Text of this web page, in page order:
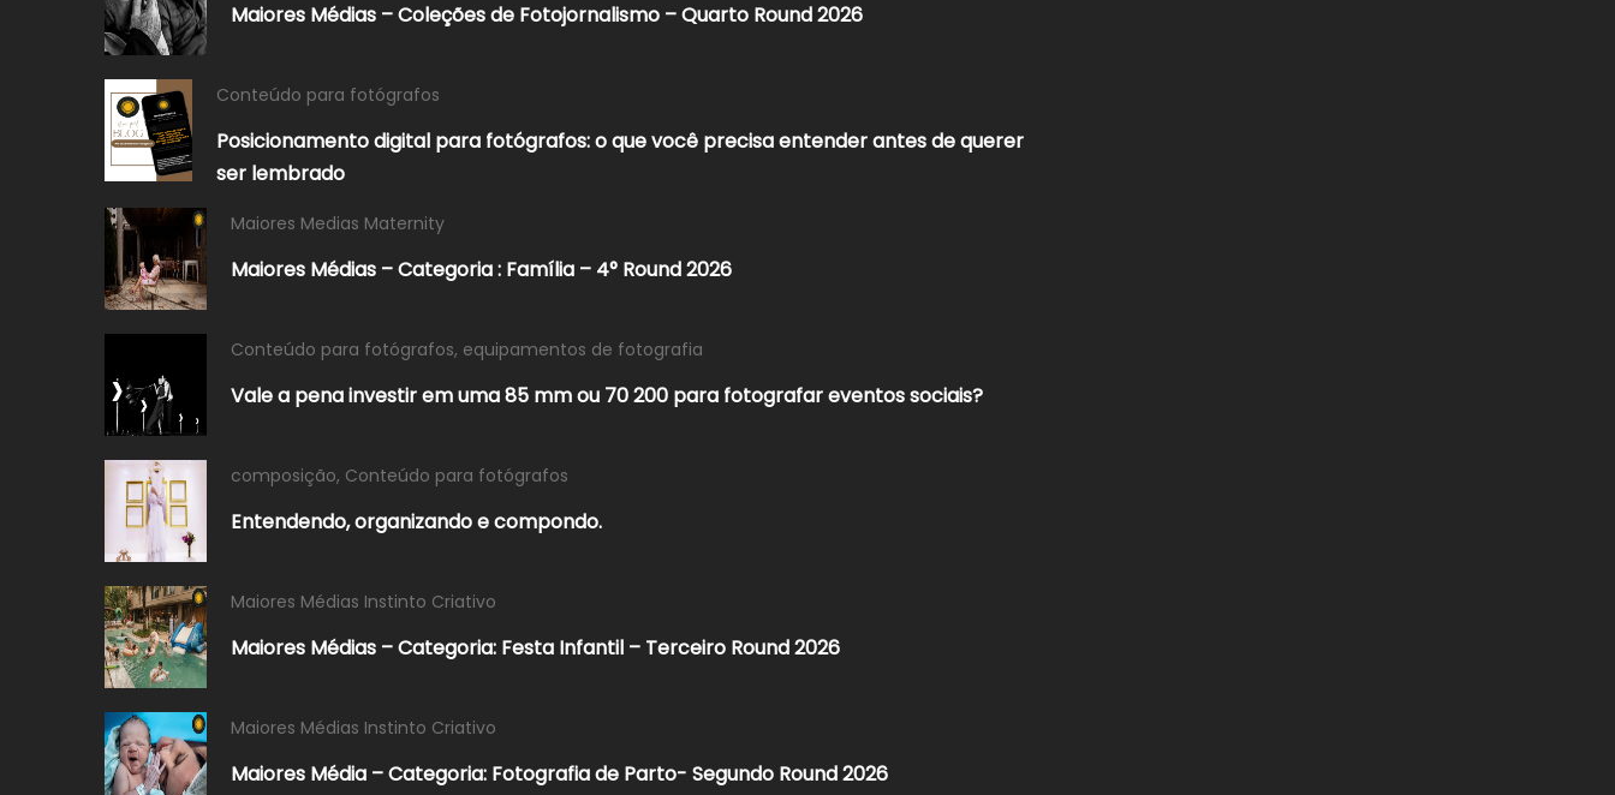
Maiores Médias – Coleções de Fotojornalismo – Quarto Round 2026
Conteúdo para fotógrafos
Posicionamento digital para fotógrafos: o que você precisa entender antes de querer
ser lembrado
Maiores Medias Maternity
Maiores Médias – Categoria : Família – 4° Round 2026
Conteúdo para fotógrafos, equipamentos de fotografia
Vale a pena investir em uma 85 mm ou 70 200 para fotografar eventos sociais?
composição, Conteúdo para fotógrafos
Entendendo, organizando e compondo.
Maiores Médias Instinto Criativo
Maiores Médias – Categoria: Festa Infantil – Terceiro Round 2026
Maiores Médias Instinto Criativo
Maiores Média – Categoria: Fotografia de Parto- Segundo Round 2026​